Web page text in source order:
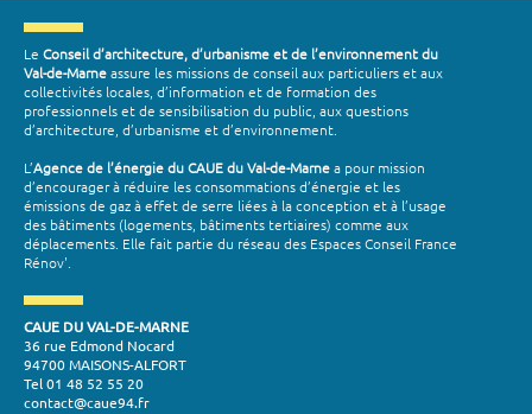
Le Conseil d’architecture, d’urbanisme et de l’environnement du
Val-de-Marneassure les missions de conseil aux particuliers et aux
collectivités locales, d’information et de formation des
professionnels et de sensibilisation du public, aux questions
d’architecture, d’urbanisme et d’environnement.
L’Agence de l’énergie du CAUE du Val-de-Marnea pour mission
d’encourager à réduire les consommations d’énergie et les
émissions de gaz à effet de serre liées à la conception et à l’usage
des bâtiments (logements, bâtiments tertiaires) comme aux
déplacements. Elle fait partie du réseau des Espaces Conseil France
Rénov'.
CAUE DU VAL-DE-MARNE
36 rue Edmond Nocard
94700 MAISONS-ALFORT
Tel 01 48 52 55 20
contact@caue94.fr